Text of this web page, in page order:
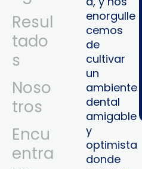
Resul
tado
s
Noso
tros
Encu
entra
enorgulle
cemos
de
cultivar
un
ambiente
dental
amigable
y
optimista
donde